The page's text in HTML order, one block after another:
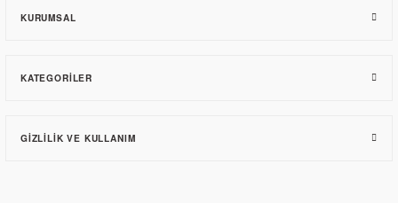
KURUMSAL
KATEGORILER
GIZLILIK VE KULLANIM